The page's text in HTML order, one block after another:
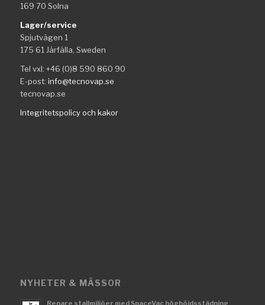
169 70 Solna
Lager/service
Spjutvägen 1
175 61 Järfälla, Sweden
Tel vxl: +46 (0)8 590 860 90
E-post: info@tecnovap.se
tecnovap.se
Integritetspolicy och kakor
NYHETER & MÄSSOR